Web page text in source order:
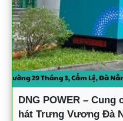
DNG POWER –
hát Trưng Vương Đà